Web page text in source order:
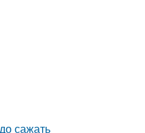
сажать